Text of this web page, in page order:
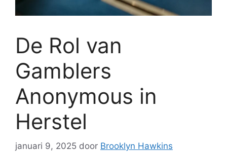
De Rol van
Gamblers
Anonymous in
Herstel
januari 9, 2025 door Brooklyn Hawkins